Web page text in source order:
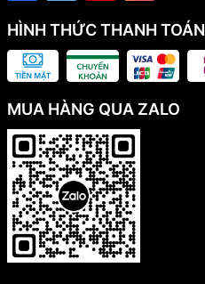
HÌNH THỨC THANH TOÁN
MUA HÀNG QUA ZALO